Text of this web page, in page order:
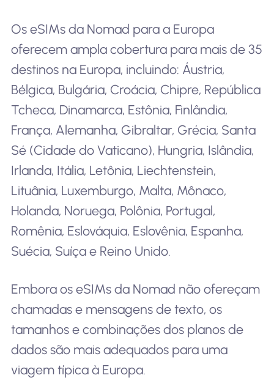
Os eSIMs da Nomad para a Europa
oferecem ampla cobertura para mais de 35
destinos na Europa, incluindo: Áustria,
Bélgica, Bulgária, Croácia, Chipre, República
Tcheca, Dinamarca, Estônia, Finlândia,
França, Alemanha, Gibraltar, Grécia, Santa
Sé (Cidade do Vaticano), Hungria, Islândia,
Irlanda, Itália, Letônia, Liechtenstein,
Lituânia, Luxemburgo, Malta, Mônaco,
Holanda, Noruega, Polônia, Portugal,
Romênia, Eslováquia, Eslovênia, Espanha,
Suécia, Suíça e Reino Unido.
Embora os eSIMs da Nomad não ofereçam
chamadas e mensagens de texto, os
tamanhos e combinações dos planos de
dados são mais adequados para uma
viagem típica à Europa.